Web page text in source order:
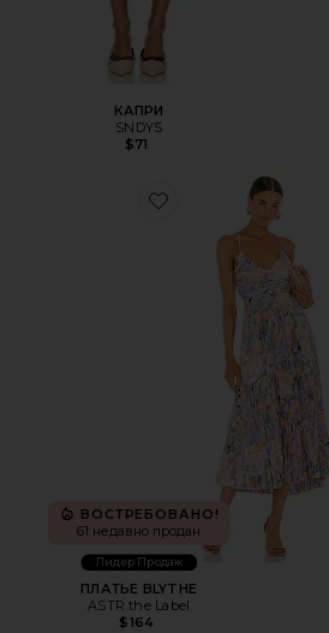
КАПРИ
SNDYS
$71
Favorite ПЛАТЬЕ BLYTHE
ВОСТРЕБОВАНО!
61 недавно продан
Лидер Продаж
ПЛАТЬЕ BLYTHE
ASTR the Label
$164